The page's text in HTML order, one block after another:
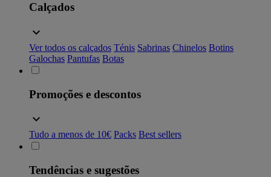
Calçados
Ver todos os calçados Ténis Sabrinas Chinelos Botins
Galochas Pantufas Botas
Promoções e descontos
Tudo a menos de 10€ Packs Best sellers
Tendências e sugestões